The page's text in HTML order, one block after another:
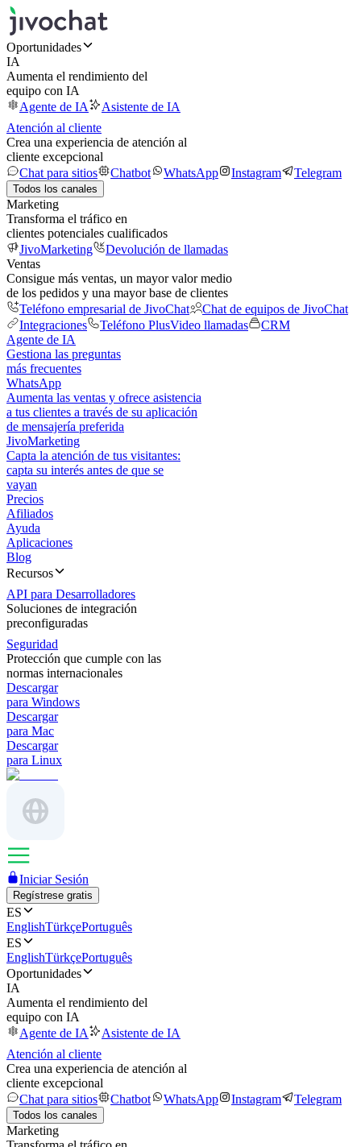
Oportunidades
IA
Aumenta el rendimiento del
equipo con IA
Agente de IA
Asistente de IA
Atención al cliente
Crea una experiencia de atención al
cliente excepcional
Chat para sitios
Chatbot WhatsApp Instagram Telegram
Todos los canales
Marketing
Transforma el tráfico en
clientes potenciales cualificados
JivoMarketing
Devolución de llamadas
Ventas
Consigue más ventas, un mayor valor medio
de los pedidos y una mayor base de clientes
Teléfono empresarial de JivoChat
Chat de equipos de JivoChat
Integraciones
Teléfono PlusVideo llamadas
CRM
Agente de IA
Gestiona las preguntas
más frecuentes
WhatsApp
Aumenta las ventas y ofrece asistencia
a tus clientes a través de su aplicación
de mensajería preferida
JivoMarketing
Capta la atención de tus visitantes:
capta su interés antes de que se
vayan
Precios
Afiliados
Ayuda
Aplicaciones
Blog
Recursos
API para Desarrolladores
Soluciones de integración
preconfiguradas
Seguridad
Protección que cumple con las
normas internacionales
Descargar
para Windows
Descargar
para Mac
Descargar
para Linux
Iniciar Sesión
Regístrese gratis
ES
EnglishTürkçePortuguês
ES
EnglishTürkçePortuguês
Oportunidades
IA
Aumenta el rendimiento del
equipo con IA
Agente de IA
Asistente de IA
Atención al cliente
Crea una experiencia de atención al
cliente excepcional
Chat para sitios
Chatbot WhatsApp Instagram Telegram
Todos los canales
Marketing